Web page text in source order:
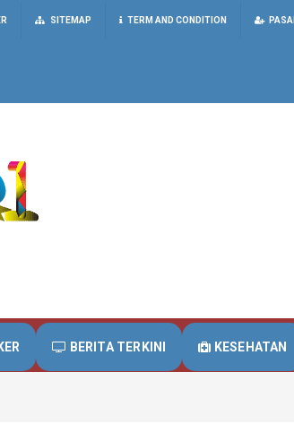
SITEMAP TERM AND CONDITION
BERITA TERKINI KESEHATAN